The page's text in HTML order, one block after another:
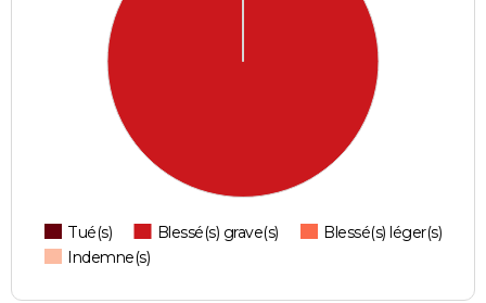
Tué(s) Blessé(s) grave(s)
Blessé(s) léger(s)
Indemne(s)